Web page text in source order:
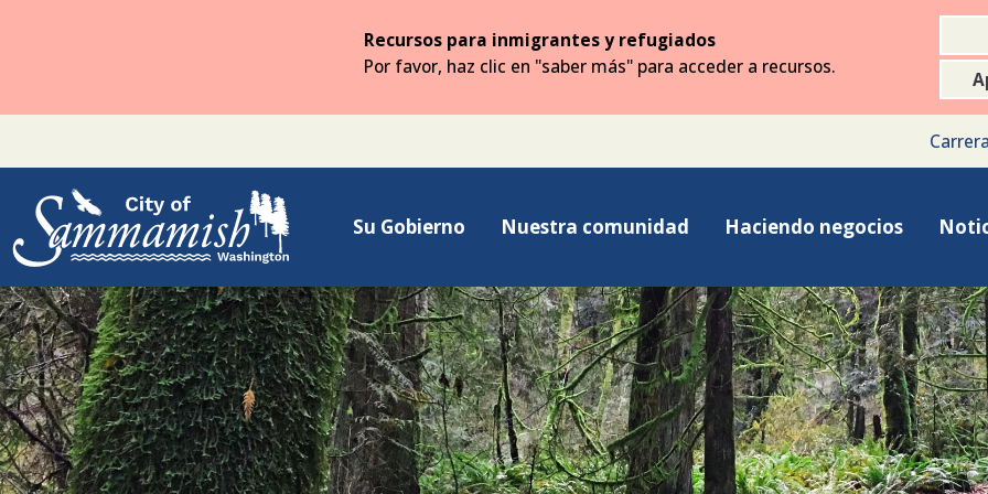
Recursos para inmigrantes y refugiados
Por favor, haz clic en "saber más" para acceder a recursos.
Su Gobierno Nuestra comunidad Haciendo negocios